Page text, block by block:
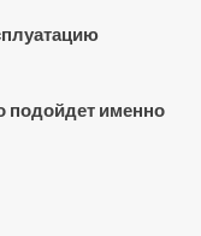
подойдет именно